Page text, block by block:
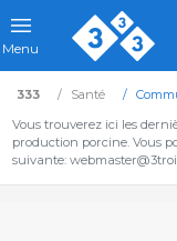
Menu
333 Santé
Vous trouverez ici les
production porcine. Vous
suivante: